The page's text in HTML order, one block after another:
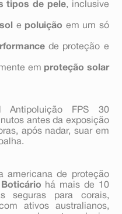
tipos de pele, inclusive
sol e poluição em um só
de proteção e
em proteção solar
Antipoluição FPS 30
antes da exposição
após nadar, suar em
americana de proteção
há mais de 10
seguras para corais,
ativos australianos,